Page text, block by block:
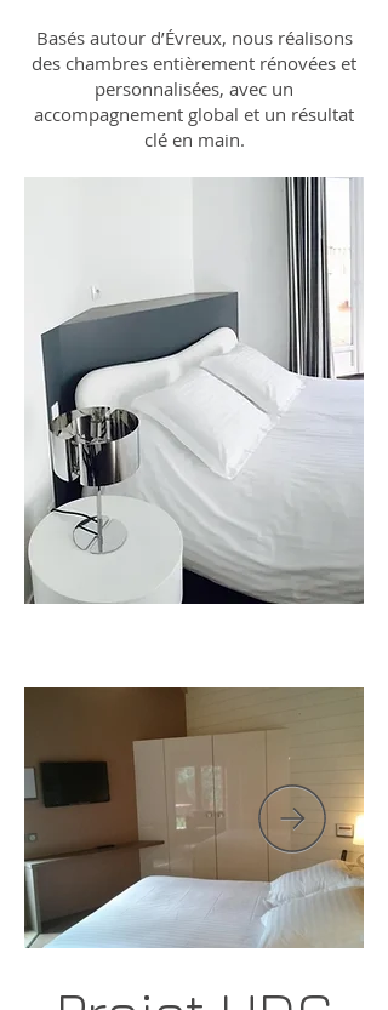
Basés autour d’Évreux, nous réalisons
des chambres entièrement rénovées et
personnalisées, avec un
accompagnement global et un résultat
clé en main.